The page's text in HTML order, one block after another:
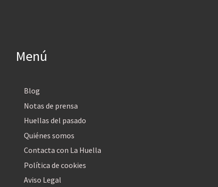
Menú
Blog
Notas de prensa
Huellas del pasado
Quiénes somos
Contacta con La Huella
Política de cookies
Aviso Legal